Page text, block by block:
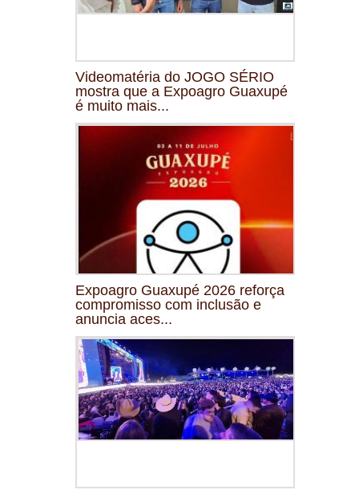
Videomatéria do JOGO SÉRIO
mostra que a Expoagro Guaxupé
é muito mais...
Expoagro Guaxupé 2026 reforça
compromisso com inclusão e
anuncia aces...